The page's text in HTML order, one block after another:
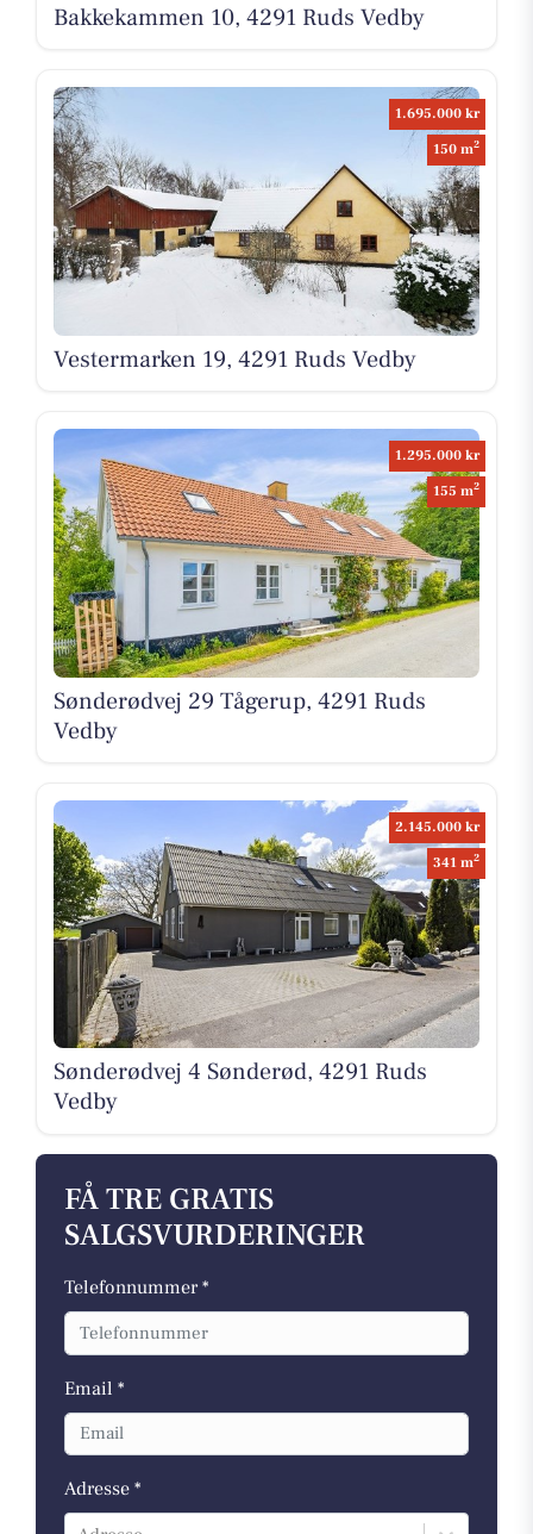
Bakkekammen 10, 4291 Ruds Vedby
1.695.000 kr
150 m2
Vestermarken 19, 4291 Ruds Vedby
1.295.000 kr
155 m2
Sønderødvej 29 Tågerup, 4291 Ruds
Vedby
2.145.000 kr
341 m2
Sønderødvej 4 Sønderød, 4291 Ruds
Vedby
FÅ TRE GRATIS
SALGSVURDERINGER
Telefonnummer *
Email *
Adresse *